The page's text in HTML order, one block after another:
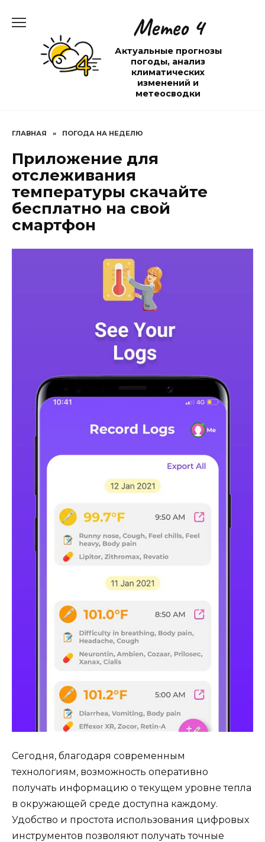
содержанию
Метео 4
Актуальные прогнозы
погоды, анализ
климатических
изменений и
метеосводки
ГЛАВНАЯ » ПОГОДА НА НЕДЕЛЮ
Приложение для
отслеживания
температуры скачайте
бесплатно на свой
смартфон
Сегодня, благодаря современным
технологиям, возможность оперативно
получать информацию о текущем уровне тепла
в окружающей среде доступна каждому.
Удобство и простота использования цифровых
инструментов позволяют получать точные